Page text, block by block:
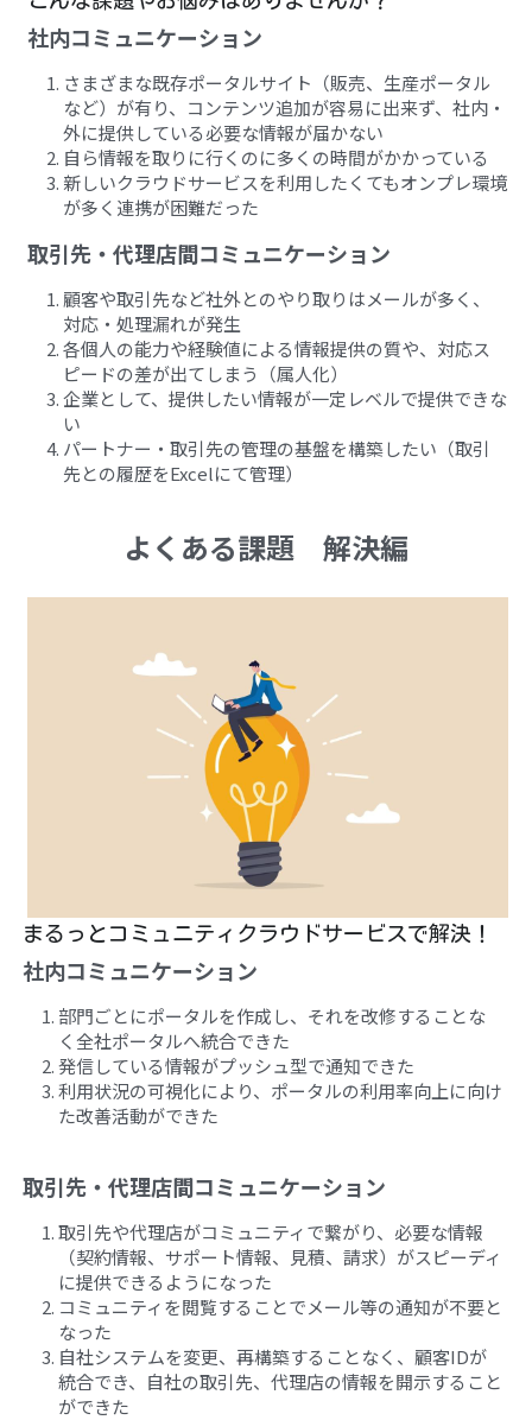
社内コミュニケーション
さまざまな既存ポータルサイト（販売、生産ポータル
など）が有り、コンテンツ追加が容易に出来ず、社内・
外に提供している必要な情報が届かない
自ら情報を取りに行くのに多くの時間がかかっている
新しいクラウドサービスを利用したくてもオンプレ環境
が多く連携が困難だった
取引先・代理店間コミュニケーション
顧客や取引先など社外とのやり取りはメールが多く、
対応・処理漏れが発生
各個人の能力や経験値による情報提供の質や、対応ス
ピードの差が出てしまう（属人化）
企業として、提供したい情報が一定レベルで提供できな
い
パートナー・取引先の管理の基盤を構築したい（取引
先との履歴をExcelにて管理）
よくある課題　解決編
まるっとコミュニティクラウドサービスで解決！
社内コミュニケーション
部門ごとにポータルを作成し、それを改修することな
く全社ポータルへ統合できた
発信している情報がプッシュ型で通知できた
利用状況の可視化により、ポータルの利用率向上に向け
た改善活動ができた
取引先・代理店間コミュニケーション
取引先や代理店がコミュニティで繋がり、必要な情報
（契約情報、サポート情報、見積、請求）がスピーディ
に提供できるようになった
コミュニティを閲覧することでメール等の通知が不要と
なった
自社システムを変更、再構築することなく、顧客IDが
統合でき、自社の取引先、代理店の情報を開示すること
ができた